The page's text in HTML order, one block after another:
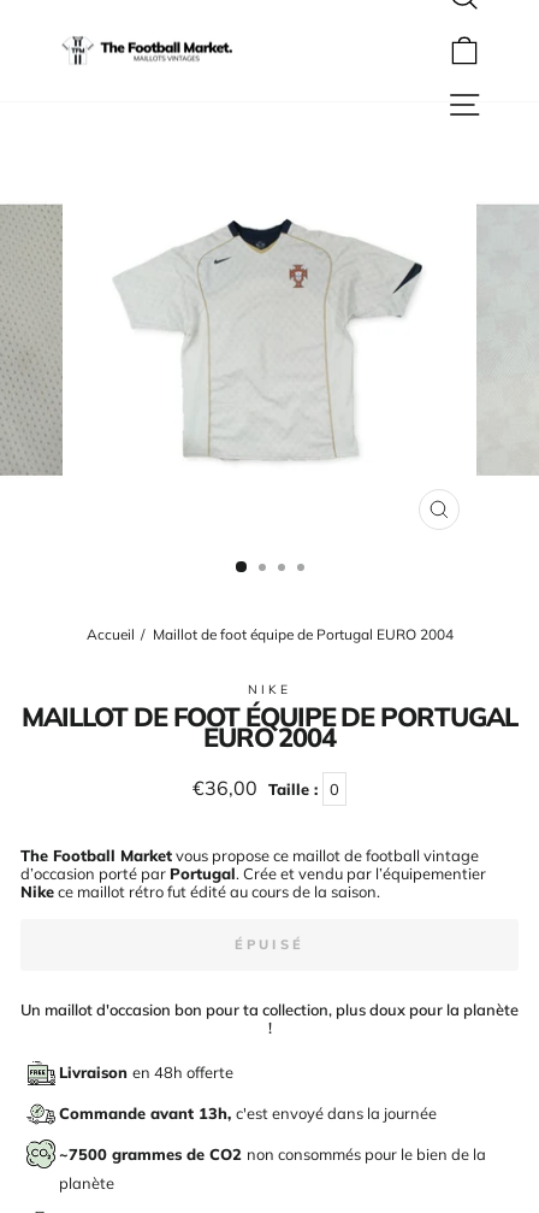
Rechercher
Navigation
FERMER
Accueil / Maillot de foot équipe de Portugal EURO 2004
NIKE
MAILLOT DE FOOT ÉQUIPE DE PORTUGAL
EURO 2004
Prix
régulier
€36,00 Taille : 0
The Football Marketvous propose ce maillot de football vintage
d’occasion porté par Portugal. Crée et vendu par l’équipementier
Nikece maillot rétro fut édité au cours de la saison.
ÉPUISÉ
Un maillot d'occasion bon pour ta collection, plus doux pour la planète
!
Livraison en 48h offerte
Commande avant 13h, c'est envoyé dans la journée
~7500 grammes de CO2 non consommés pour le bien de la
planète